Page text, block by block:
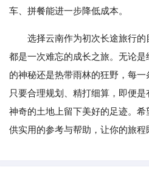
车、拼餐能进一步降低成本。
选择云南作为初次长途旅行
都是一次难忘的成长之旅。无论
的神秘还是热带雨林的狂野，每一
只要合理规划、精打细算，即便
神奇的土地上留下美好的足迹。
供实用的参考与帮助，让你的旅程